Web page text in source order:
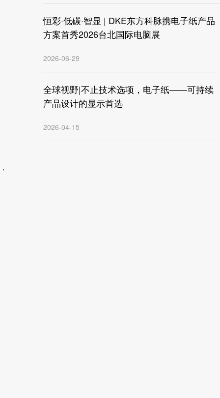
恒彩·低碳·智显 | DKE东方科脉携电子纸产品
方案首秀2026台北国际电脑展
2026-06-29
全球视野|不止技术选项，电子纸——可持续
产品设计的显示首选
2026-04-15